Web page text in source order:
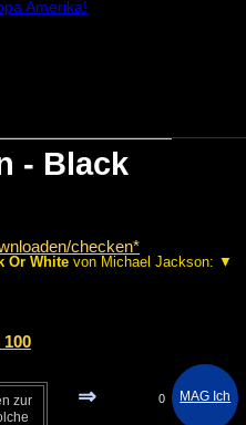
- Black
checken*
Or Whitevon Michael Jackson: ▼
100
zur
⇒ 0